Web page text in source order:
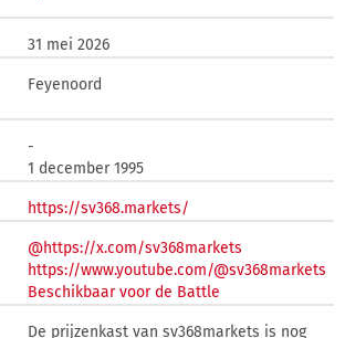
31 mei 2026
Feyenoord
-
1 december 1995
https://sv368.markets/
@https://x.com/sv368markets
https://www.youtube.com/@sv368markets
Beschikbaar voor de Battle
De prijzenkast van sv368markets is nog